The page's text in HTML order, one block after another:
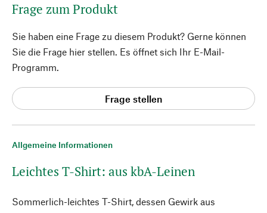
Allgemeine Informationen
Leichtes T-Shirt: aus kbA-Leinen
Sommerlich-leichtes T-Shirt, dessen Gewirk aus
Frage zum Produkt
Sie haben eine Frage zu diesem Produkt? Gerne können
Sie die Frage hier stellen. Es öffnet sich Ihr E-Mail-
Programm.
Frage stellen